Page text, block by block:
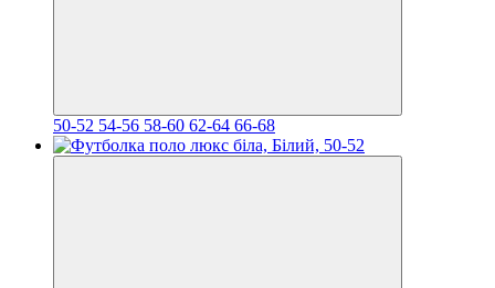
50-52 54-56 58-60 62-64 66-68